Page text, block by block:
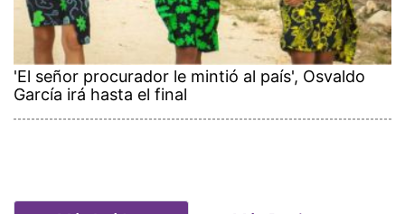
'El señor procurador le mintió al país', Osvaldo
García irá hasta el final